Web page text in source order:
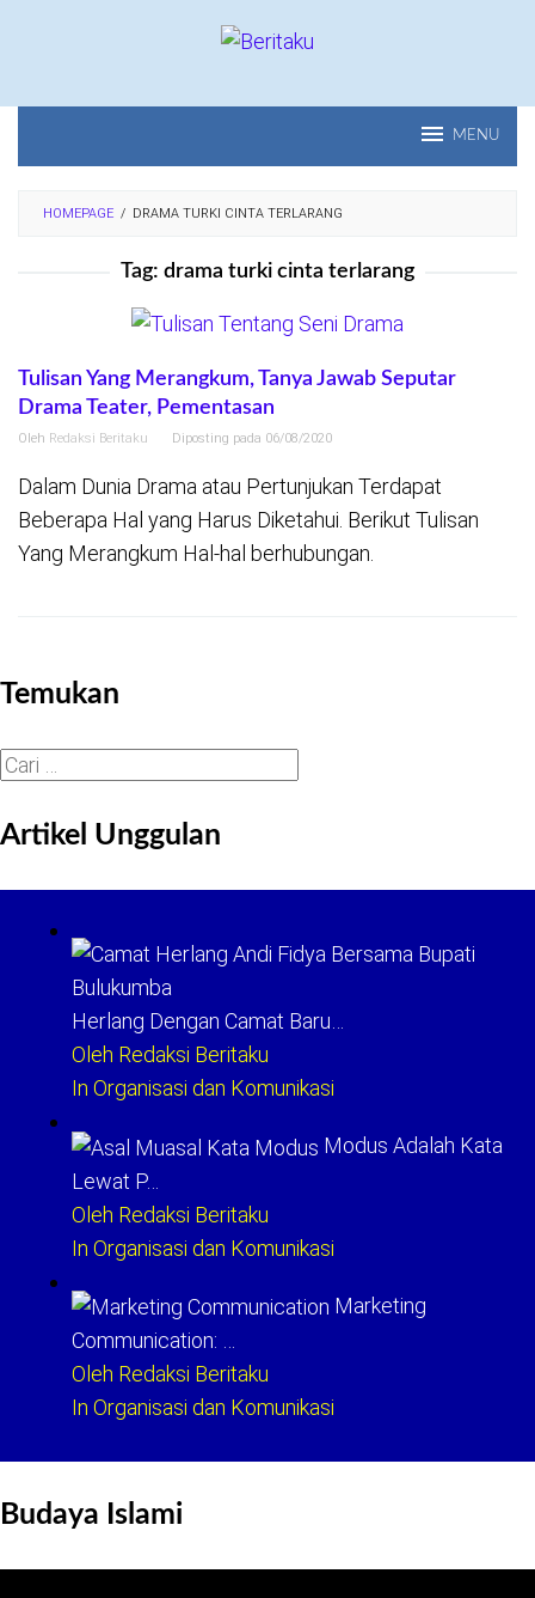
MENU
HOMEPAGE / DRAMA TURKI CINTA TERLARANG
Tag: drama turki cinta terlarang
Tulisan Yang Merangkum, Tanya Jawab Seputar
Drama Teater, Pementasan
Oleh Redaksi Beritaku Diposting pada 06/08/2020
Dalam Dunia Drama atau Pertunjukan Terdapat
Beberapa Hal yang Harus Diketahui. Berikut Tulisan
Yang Merangkum Hal-hal berhubungan.
Temukan
Cari
Artikel Unggulan
Herlang Dengan Camat Baru…
Oleh Redaksi Beritaku
In Organisasi dan Komunikasi
Modus Adalah Kata
Lewat P…
Oleh Redaksi Beritaku
In Organisasi dan Komunikasi
Marketing
Communication: …
Oleh Redaksi Beritaku
In Organisasi dan Komunikasi
Budaya Islami